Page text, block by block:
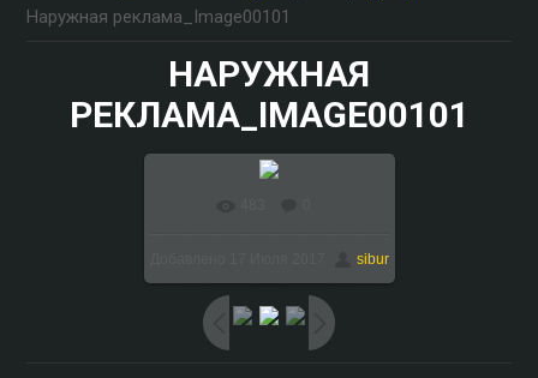
Наружная реклама_Image00101
НАРУЖНАЯ
РЕКЛАМА_IMAGE00101
sibur